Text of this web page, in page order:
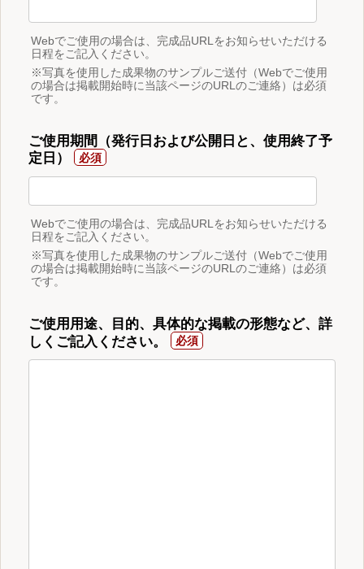
Webでご使用の場合は、完成品URLをお知らせいただける
日程をご記入ください。
※写真を使用した成果物のサンプルご送付（Webでご使用
の場合は掲載開始時に当該ページのURLのご連絡）は必須
です。
ご使用期間（発行日および公開日と、使用終了予
定日）
Webでご使用の場合は、完成品URLをお知らせいただける
日程をご記入ください。
※写真を使用した成果物のサンプルご送付（Webでご使用
の場合は掲載開始時に当該ページのURLのご連絡）は必須
です。
ご使用用途、目的、具体的な掲載の形態など、詳
しくご記入ください。